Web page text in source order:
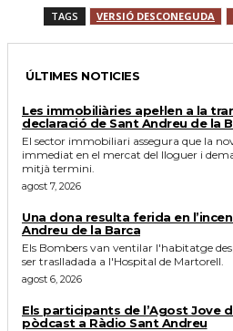
TAGS VERSIÓ DESCONEGUDA
ÚLTIMES NOTICIES
Les immobiliàries apel·len a la
declaració de Sant Andreu de la
El sector immobiliari assegura que la
immediat en el mercat del lloguer i
mitjà termini.
agost 7, 2026
Una dona resulta ferida en
Andreu de la Barca
Els Bombers van ventilar l'habitatge
ser traslladada a l'Hospital de Martorell.
agost 6, 2026
Els participants de l’Agost Jove
pòdcast a Ràdio Sant Andreu